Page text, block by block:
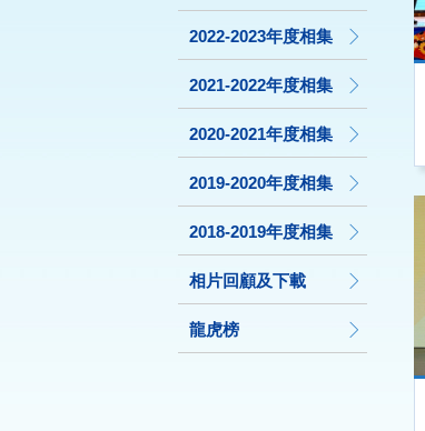
2022-2023年度相集
2021-2022年度相集
2020-2021年度相集
2019-2020年度相集
2018-2019年度相集
相片回顧及下載
龍虎榜